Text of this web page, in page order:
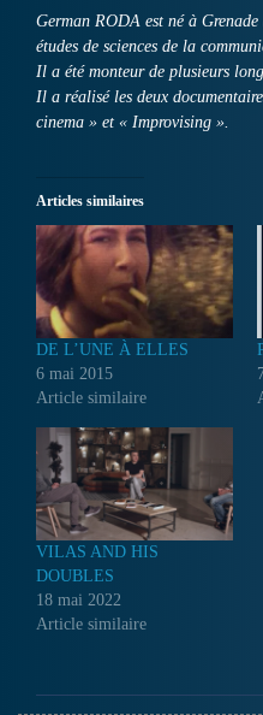
German RODA est né à
études de sciences de la
Il a été monteur de plusieurs
Il a réalisé les deux
cinema » et « Improvising ».
Articles similaires
DE L’UNE À ELLES
6 mai 2015
Article similaire
VILAS AND HIS
DOUBLES
18 mai 2022
Article similaire